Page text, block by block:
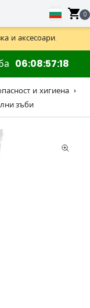
0
и декорации.
и аксесоари.
06 08 57 18
и хигиена
зъби